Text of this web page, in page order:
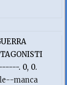
. 0, 0.
manca